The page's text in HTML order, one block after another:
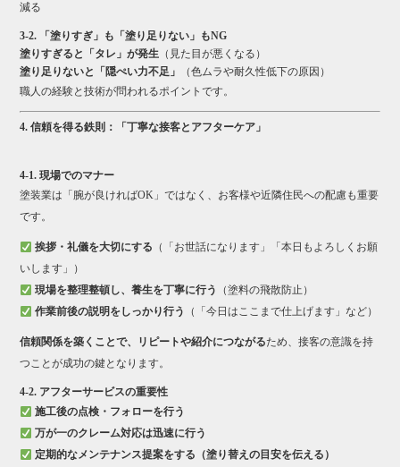
減る
3-2. 「塗りすぎ」も「塗り足りない」もNG
塗りすぎると「タレ」が発生 （見た目が悪くなる）
塗り足りないと「隠ぺい力不足」
（色ムラや耐久性低下の原因）
職人の経験と技術が問われるポイントです。
4. 信頼を得る鉄則：「丁寧な接客とアフターケア」
4-1. 現場でのマナー
塗装業は「腕が良ければOK」ではなく、お客様や近隣住民への配慮も重要
です。
挨拶・礼儀を大切にする （「お世話になります」「本日もよろしくお願
いします」）
現場を整理整頓し、養生を丁寧に行う
（塗料の飛散防止）
作業前後の説明をしっかり行う
（「今日はここまで仕上げます」など）
信頼関係を築くことで、リピートや紹介につながるため、接客の意識を持
つことが成功の鍵となります。
4-2. アフターサービスの重要性
施工後の点検・フォローを行う
万が一のクレーム対応は迅速に行う
定期的なメンテナンス提案をする（塗り替えの目安を伝える）